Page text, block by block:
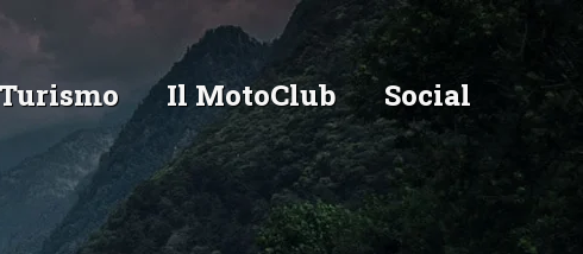
Il MotoClub Social